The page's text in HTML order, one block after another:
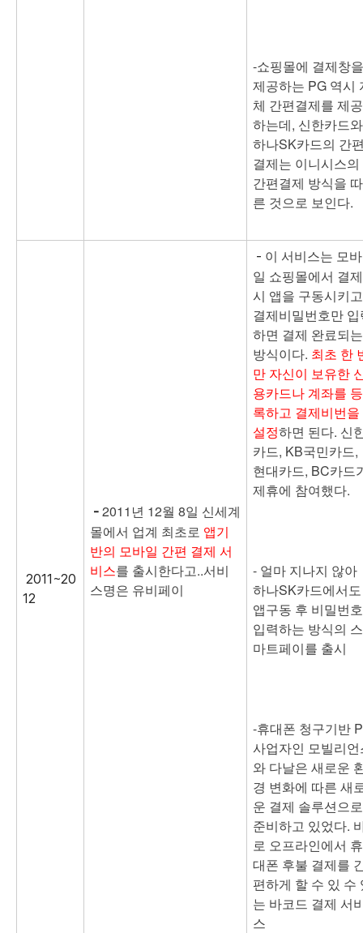
-쇼핑몰에 결제창을
제공하는 PG 역시
체 간편결제를 제공
하는데, 신한카드와
하나SK카드의 간
결제는 이니시스의
간편결제 방식을 따
른 것으로 보인다.
2011~20
12
- 2011년 12월 8일 신세계
몰에서 업계 최초로 앱기
반의 모바일 간편 결제 서
비스를 출시한다고..서비
스명은 유비페이
- 이 서비스는 모바
일 쇼핑몰에서 결제
시 앱을 구동시키고
결제비밀번호만
하면 결제 완료되는
방식이다. 최초 한
만 자신이 보유한
용카드나 계좌를 등
록하고 결제비번을
설정하면 된다. 신
카드, KB국민카드,
현대카드, BC카드
제휴에 참여했다.
- 얼마 지나지 않아
하나SK카드에서도
앱구동 후 비밀번호
입력하는 방식의 스
마트페이를 출시
-휴대폰 청구기반
사업자인 모빌리
와 다날은 새로운
경 변화에 따른 새
운 결제 솔루션으로
준비하고 있었다.
로 오프라인에서 휴
대폰 후불 결제를
편하게 할 수 있 수
는 바코드 결제 서
스